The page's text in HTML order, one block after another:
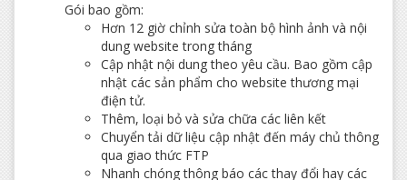
Gói bao gồm:
Hơn 12 giờ chỉnh sửa toàn bộ hình ảnh và nội
dung website trong tháng
Cập nhật nội dung theo yêu cầu. Bao gồm cập
nhật các sản phẩm cho website thương mại
điện tử.
Thêm, loại bỏ và sửa chữa các liên kết
Chuyển tải dữ liệu cập nhật đến máy chủ thông
qua giao thức FTP
Nhanh chóng thông báo các thay đổi hay các